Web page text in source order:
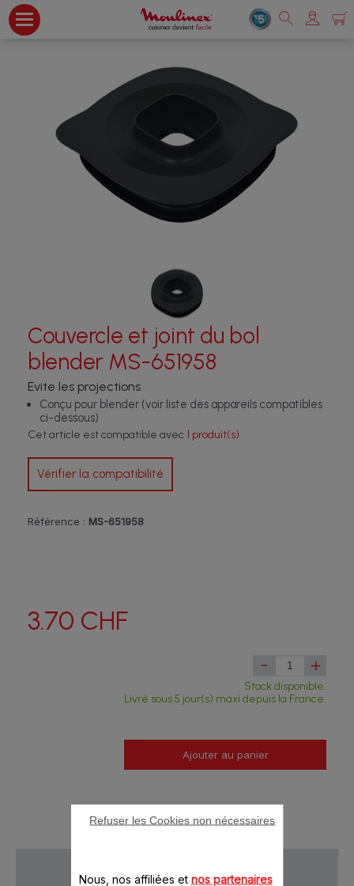
Couvercle et joint du bol
blender MS-651958
Evite les projections
Conçu pour blender (voir liste des appareils compatibles
ci-dessous)
Cet article est compatible avec 1 produit(s)
Vérifier la compatibilité
Référence : MS-651958
3.70 CHF
- +
Stock disponible.
Livré sous 5 jour(s) maxi depuis la France.
Ajouter au panier
Nous, nos affiliées et nos partenaires
Refuser les Cookies non nécessaires